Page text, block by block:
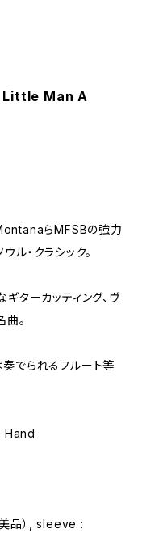
Little Man A
らMFSBの強力
ル・クラシック。
ギターカッティング、ヴ
。
られるフルート等
Hand
品）, sleeve :